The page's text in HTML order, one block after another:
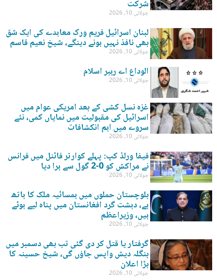
شرکت
جولائی 10, 2026
لبنان اسرائیل فریم ورک معاہدے کی ایک شق
بھی نافذ نہیں ہونے دینگے، شیخ نعیم قاسم
جولائی 10, 2026
الوداع اے رہبر اسلام
جولائی 10, 2026
غزہ نسل کشی کے بعد امریکی عوام میں
اسرائیل کی مقبولیت میں نمایاں کمی، نئے
سروے میں اہم انکشافات
جولائی 10, 2026
فیفا ورلڈ کپ: پہلے کوارٹر فائنل میں فرانس
نے مراکش کو 0-2 گول سے ہرا دیا
جولائی 10, 2026
بلوچستان حملوں میں ہمسائیہ ملک کا ہاتھ
ہے، دہشت گرد افغانستان میں پناہ لیے ہوئے
ہیں، وزیراعظم
جولائی 10, 2026
گرفتار یا قتل کر دی گئی تب بھی دسمبر میں
بنگلہ دیش واپس جاؤں گی، شیخ حسینہ کا
بڑا اعلان
جولائی 10, 2026